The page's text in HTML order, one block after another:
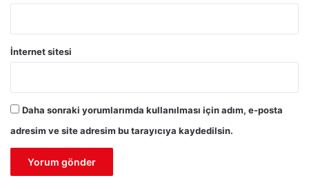
İnternet sitesi
Daha sonraki yorumlarımda kullanılması için adım, e-posta
adresim ve site adresim bu tarayıcıya kaydedilsin.